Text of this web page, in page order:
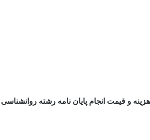
هزینه و قیمت انجام پایان نامه رشته